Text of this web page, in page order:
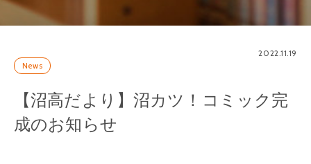
2022.11.19
News
【沼高だより】沼カツ！コミック完
成のお知らせ